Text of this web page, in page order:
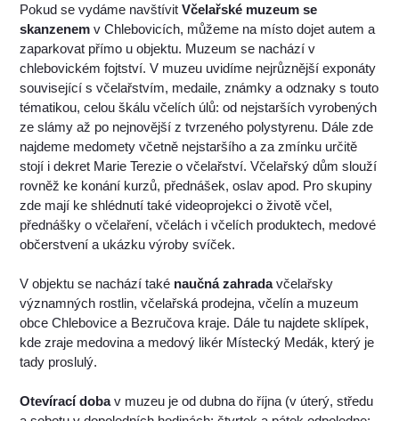
Pokud se vydáme navštívitVčelařské muzeum se
skanzenem v Chlebovicích, můžeme na místo dojet autem a
zaparkovat přímo u objektu. Muzeum se nachází v
chlebovickém fojtství. V muzeu uvidíme nejrůznější exponáty
související s včelařstvím, medaile, známky a odznaky s touto
tématikou, celou škálu včelích úlů: od nejstarších vyrobených
ze slámy až po nejnovější z tvrzeného polystyrenu. Dále zde
najdeme medomety včetně nejstaršího a za zmínku určitě
stojí i dekret Marie Terezie o včelařství. Včelařský dům slouží
rovněž ke konání kurzů, přednášek, oslav apod. Pro skupiny
zde mají ke shlédnutí také videoprojekci o životě včel,
přednášky o včelaření, včelách i včelích produktech, medové
občerstvení a ukázku výroby svíček.
V objektu se nachází také naučná zahradavčelařsky
významných rostlin, včelařská prodejna, včelín a muzeum
obce Chlebovice a Bezručova kraje. Dále tu najdete sklípek,
kde zraje medovina a medový likér Místecký Medák, který je
tady proslulý.
Otevírací dobav muzeu je od dubna do října (v úterý, středu